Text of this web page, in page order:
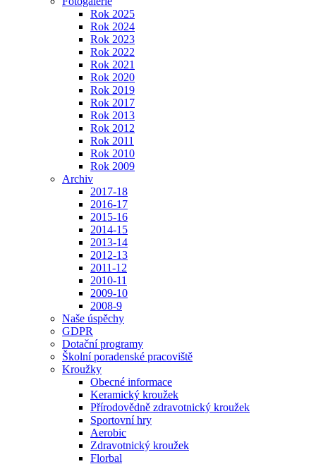
Rok 2025
Rok 2024
Rok 2023
Rok 2022
Rok 2021
Rok 2020
Rok 2019
Rok 2017
Rok 2013
Rok 2012
Rok 2011
Rok 2010
Rok 2009
Archiv
2017-18
2016-17
2015-16
2014-15
2013-14
2012-13
2011-12
2010-11
2009-10
2008-9
Naše úspěchy
GDPR
Dotační programy
Školní poradenské pracoviště
Kroužky
Obecné informace
Keramický kroužek
Přírodovědně zdravotnický kroužek
Sportovní hry
Aerobic
Zdravotnický kroužek
Florbal